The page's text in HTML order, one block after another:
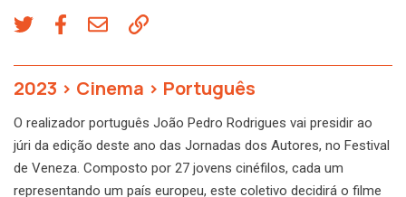
2023 > Cinema > Português
O realizador português João Pedro Rodrigues vai presidir ao
júri da edição deste ano das Jornadas dos Autores, no Festival
de Veneza. Composto por 27 jovens cinéfilos, cada um
representando um país europeu, este coletivo decidirá o filme